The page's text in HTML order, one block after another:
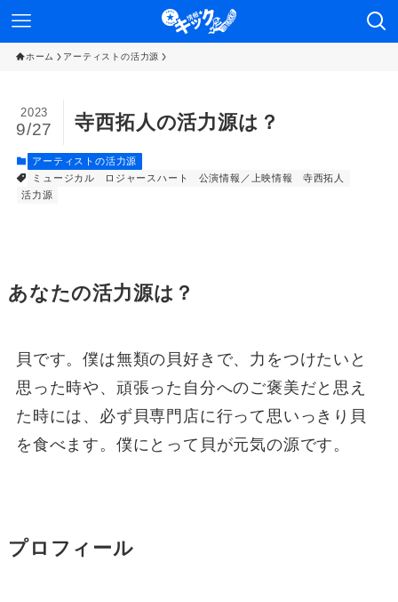
ホーム アーティストの活力源
寺西拓人の活力源は？
2023
9/27
アーティストの活力源
ミュージカル
ロジャースハート 公演情報／上映情報
寺西拓人
活力源
あなたの活力源は？
貝です。僕は無類の貝好きで、力をつけたいと
思った時や、頑張った自分へのご褒美だと思え
た時には、必ず貝専門店に行って思いっきり貝
を食べます。僕にとって貝が元気の源です。
プロフィール